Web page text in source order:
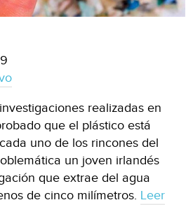
realizadas en
que el plástico está
uno de los rincones del
un joven irlandés
que extrae del agua
de cinco milímetros. Leer